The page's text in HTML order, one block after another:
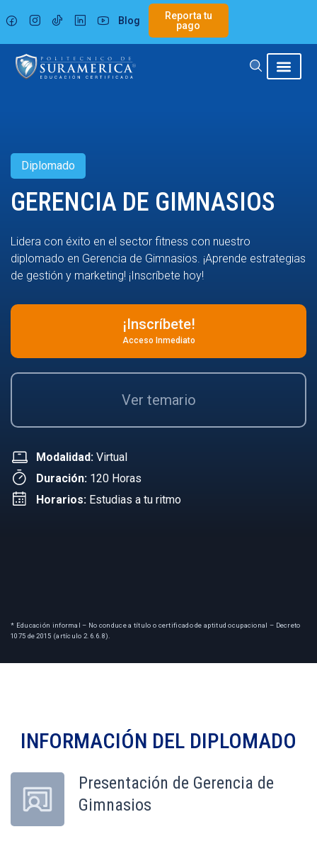
al
contenido
Blog
Reporta tu
pago
Diplomado
GERENCIA DE GIMNASIOS
Lidera con éxito en el sector fitness con nuestro
diplomado en Gerencia de Gimnasios. ¡Aprende estrategias
de gestión y marketing! ¡Inscríbete hoy!
¡Inscríbete!
Acceso Inmediato
Ver temario
Modalidad: Virtual
Duración: 120 Horas
Horarios: Estudias a tu ritmo
* Educación informal – No conduce a título o certificado de aptitud ocupacional – Decreto
1075 de 2015 (artículo 2.6.6.8).
INFORMACIÓN DEL DIPLOMADO
Presentación de Gerencia de
Gimnasios